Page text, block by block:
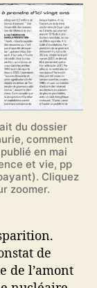
du dossier
comment
en mai
et vie, pp
Cliquez
zoomer.
de
de l’amont